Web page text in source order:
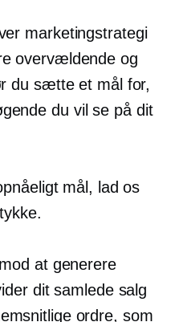
marketingstrategi
overvældende og
du sætte et mål for,
du vil se på dit
mål, lad os
at generere
dit samlede salg
ordre, som